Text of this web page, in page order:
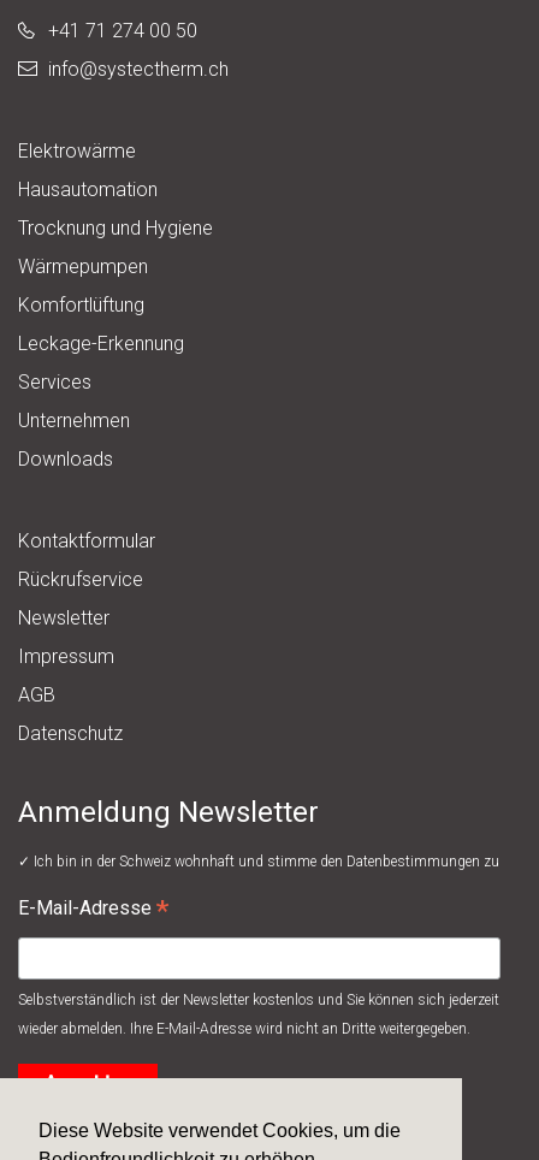
Diese Website verwendet Cookies, um die
+41 71 274 00 50
info@systectherm.ch
Elektrowärme
Hausautomation
Trocknung und Hygiene
Wärmepumpen
Komfortlüftung
Leckage-Erkennung
Services
Unternehmen
Downloads
Kontaktformular
Rückrufservice
Newsletter
Impressum
AGB
Datenschutz
Anmeldung Newsletter
✓ Ich bin in der Schweiz wohnhaft und stimme den Datenbestimmungen zu
E-Mail-Adresse *
Selbstverständlich ist der Newsletter kostenlos und Sie können sich jederzeit
wieder abmelden. Ihre E-Mail-Adresse wird nicht an Dritte weitergegeben.